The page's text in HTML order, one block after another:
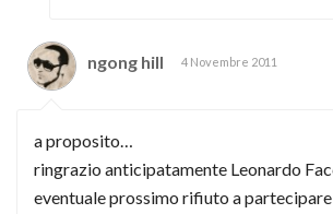
ngong hill 4 Novembre 2011
a proposito…
ringrazio anticipatamente Leonardo
eventuale prossimo rifiuto a partecipare